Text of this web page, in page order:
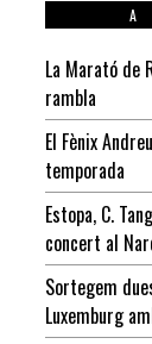
A
La Marató de
rambla
El Fènix
temporada
Estopa, C.
concert al
Sortegem
Luxemburg